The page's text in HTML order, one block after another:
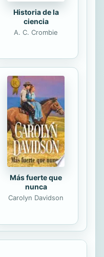
Historia de la
ciencia
A. C. Crombie
Más fuerte que
nunca
Carolyn Davidson